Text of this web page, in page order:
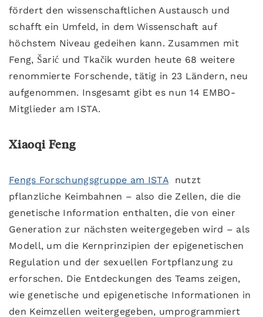
fördert den wissenschaftlichen Austausch und
schafft ein Umfeld, in dem Wissenschaft auf
höchstem Niveau gedeihen kann. Zusammen mit
Feng, Šarić und Tkačik wurden heute 68 weitere
renommierte Forschende, tätig in 23 Ländern, neu
aufgenommen. Insgesamt gibt es nun 14 EMBO-
Mitglieder am ISTA.
Xiaoqi Feng
Fengs Forschungsgruppe am ISTA nutzt
pflanzliche Keimbahnen – also die Zellen, die die
genetische Information enthalten, die von einer
Generation zur nächsten weitergegeben wird – als
Modell, um die Kernprinzipien der epigenetischen
Regulation und der sexuellen Fortpflanzung zu
erforschen. Die Entdeckungen des Teams zeigen,
wie genetische und epigenetische Informationen in
den Keimzellen weitergegeben, umprogrammiert